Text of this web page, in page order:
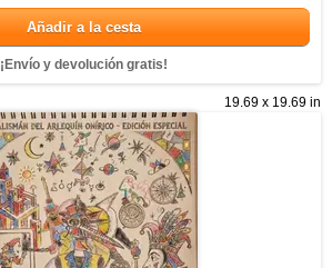
Añadir a la cesta
¡Envío y devolución gratis!
19.69 x 19.69 in